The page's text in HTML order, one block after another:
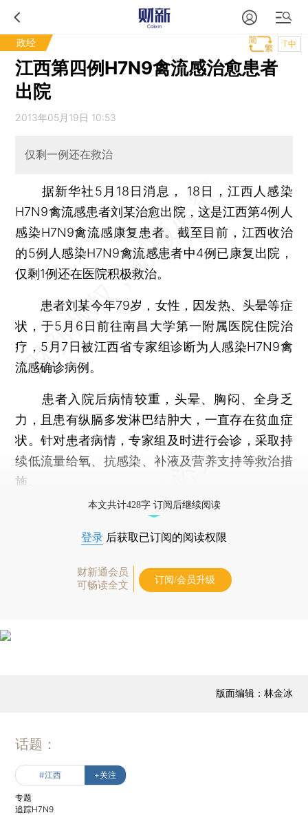
政经 T中
江西第四例H7N9禽流感治愈患者
出院
2013年05月19日 10:53
仅剩一例还在救治
据新华社5月18日消息， 18日，江西人感染
H7N9禽流感患者刘某治愈出院，这是江西第4例人
感染H7N9禽流感康复患者。截至目前，江西收治
的5例人感染H7N9禽流感患者中4例已康复出院，
仅剩1例还在医院积极救治。
患者刘某今年79岁，女性，因发热、头晕等症
状，于5月6日前往南昌大学第一附属医院住院治
疗，5月7日被江西省专家组诊断为人感染H7N9禽
流感确诊病例。
患者入院后病情较重，头晕、胸闷、全身乏
力，且患有纵膈多发淋巴结肿大，一直存在贫血症
状。针对患者病情，专家组及时进行会诊，采取持
续低流量给氧、抗感染、补液及营养支持等救治措
施。
本文共计428字 订阅后继续阅读
登录 后获取已订阅的阅读权限
财新通会员
可畅读全文
订阅/会员升级
版面编辑：林金冰
话题：
#江西 +关注
专题
追踪H7N9